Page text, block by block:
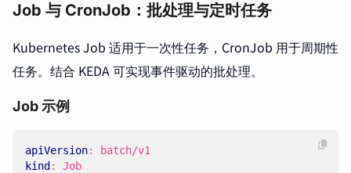
Job 与 CronJob：批处理与定时任务
Kubernetes Job 适用于一次性任务，CronJob 用于周期性
任务。结合 KEDA 可实现事件驱动的批处理。
Job 示例
apiVersion:
batch/v1
kind :
Job